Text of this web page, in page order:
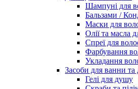
Шампуні для
Бальзами /
Маски для
Олії та масла
Спреї для
Фарбування
Укладання
Засоби для ванни
Гелі для душу